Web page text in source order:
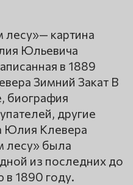
лесу»— картина
Юльевича
в 1889
Зимний Закат В
биография
другие
Юлия Клевера
лесу» была
из последних до
в 1890 году.